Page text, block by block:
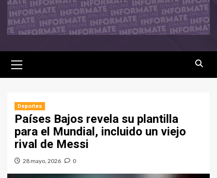
Deportes
Países Bajos revela su plantilla
para el Mundial, incluido un viejo
rival de Messi
28 mayo, 2026 0